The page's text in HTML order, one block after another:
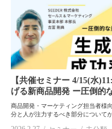
【共催セミナー 4/15(水
げる新商品開発 ー圧倒的
商品開発・マーケティング担当者様
分と人が注力するべき部分について